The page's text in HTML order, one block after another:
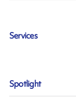
Services
Spotlight